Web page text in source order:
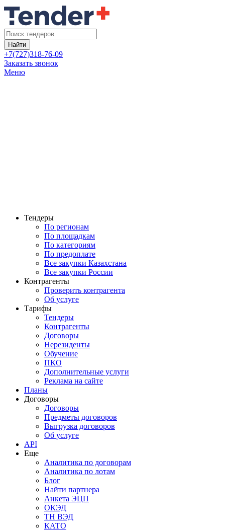
Найти
+7(727)318-76-09
Заказать звонок
Меню
Тендеры
По регионам
По площадкам
По категориям
По предоплате
Все закупки Казахстана
Все закупки России
Контрагенты
Проверить контрагента
Об услуге
Тарифы
Тендеры
Контрагенты
Договоры
Нерезиденты
Обучение
ПКО
Дополнительные услуги
Реклама на сайте
Планы
Договоры
Договоры
Предметы договоров
Выгрузка договоров
Об услуге
API
Еще
Аналитика по договорам
Аналитика по лотам
Блог
Найти партнера
Анкета ЭЦП
ОКЭД
ТН ВЭД
КАТО